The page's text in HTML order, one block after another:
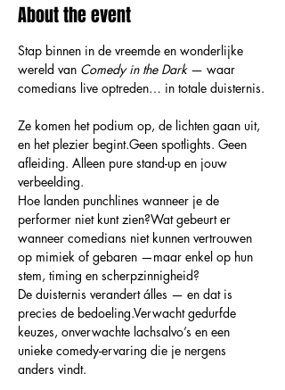
About the event
Stap binnen in de vreemde en wonderlijke
wereld van Comedy in the Dark — waar
comedians live optreden… in totale duisternis.
Ze komen het podium op, de lichten gaan uit,
en het plezier begint.Geen spotlights. Geen
afleiding. Alleen pure stand-up en jouw
verbeelding.
Hoe landen punchlines wanneer je de
performer niet kunt zien?Wat gebeurt er
wanneer comedians niet kunnen vertrouwen
op mimiek of gebaren —maar enkel op hun
stem, timing en scherpzinnigheid?
De duisternis verandert álles — en dat is
precies de bedoeling.Verwacht gedurfde
keuzes, onverwachte lachsalvo’s en een
unieke comedy-ervaring die je nergens
anders vindt.